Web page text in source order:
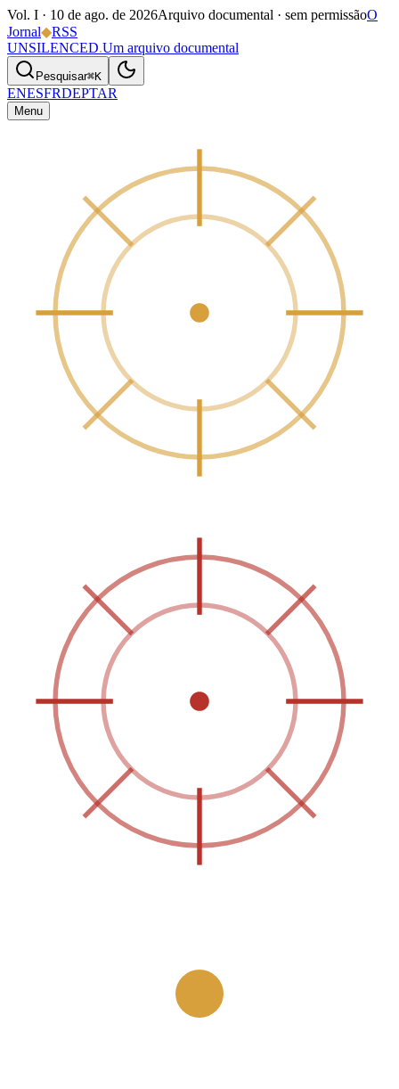
Vol. I · 10 de ago. de 2026Arquivo documental · sem permissãoO
Jornal◆RSS
UNSILENCED.Um arquivo documental
Pesquisar⌘K
ENESFRDEPTAR
Menu